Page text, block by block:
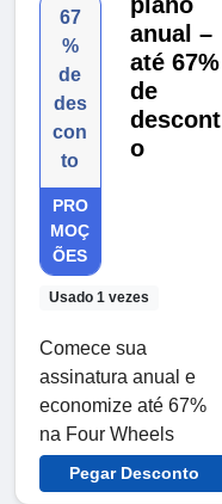
67
%
de
des
con
to
PRO
MOÇ
ÕES
Usado 1 vezes
anual –
até 67%
de
descont
o
Comece sua
assinatura anual e
economize até 67%
na Four Wheels
Pegar Desconto